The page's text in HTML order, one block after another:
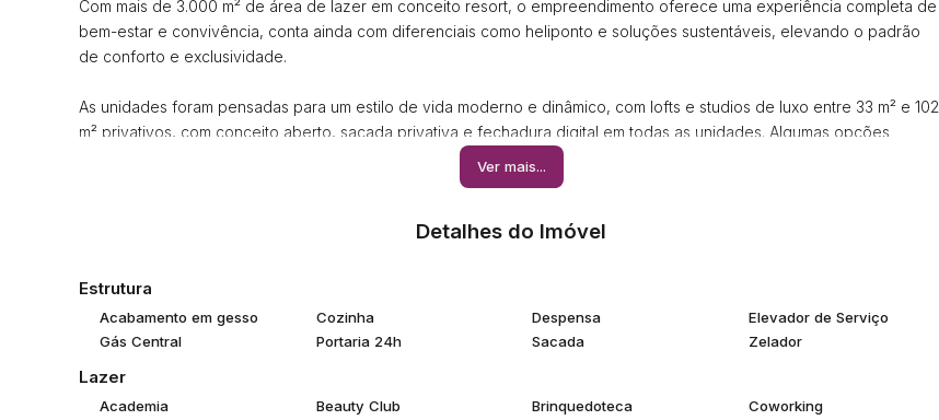
Com mais de 3.000 m² de área de lazer em conceito resort, o empreendimento oferece uma experiência completa de
bem-estar e convivência, conta ainda com diferenciais como heliponto e soluções sustentáveis, elevando o padrão
de conforto e exclusividade.
As unidades foram pensadas para um estilo de vida moderno e dinâmico, com lofts e studios de luxo entre 33 m² e 102
m² privativos, com conceito aberto, sacada privativa e fechadura digital em todas as unidades. Algumas opções
contam com pé-direito duplo, ampliando a sensação de espaço e sofisticação.
Nas unidades superiores, destaque para a vista permanente para o mar e para a natureza preservada, agregando
Um projeto que une design, localização estratégica e alto potencial de valorização.
Lançamento na Praia Brava.
Material preliminar sujeito a alterações. Empreendimento em fase de incorporação.
Ver mais...
Detalhes do Imóvel
Estrutura
Acabamento em gesso Cozinha Despensa
Elevador de Serviço
Gás Central
Portaria 24h Sacada Zelador
Lazer
Academia Beauty Club Brinquedoteca
Coworking